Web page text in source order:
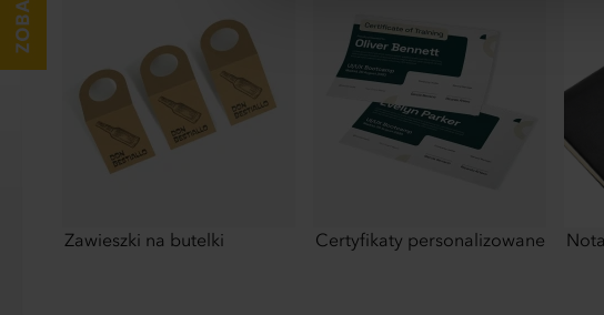
Zawieszki na butelki Certyfikaty personalizowane